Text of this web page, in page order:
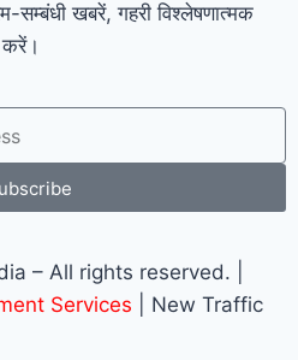
सम्बंधी खबरें, गहरी विश्लेषणात्मक
करें।
– All rights reserved. |
Services | New Traffic